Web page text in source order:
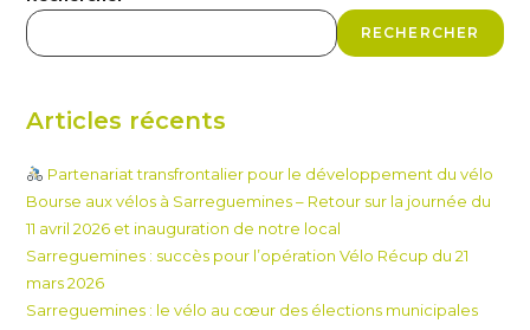
RECHERCHER
Articles récents
Partenariat transfrontalier pour le développement du vélo
Bourse aux vélos à Sarreguemines – Retour sur la journée du
11 avril 2026 et inauguration de notre local
Sarreguemines : succès pour l’opération Vélo Récup du 21
mars 2026
Sarreguemines : le vélo au cœur des élections municipales